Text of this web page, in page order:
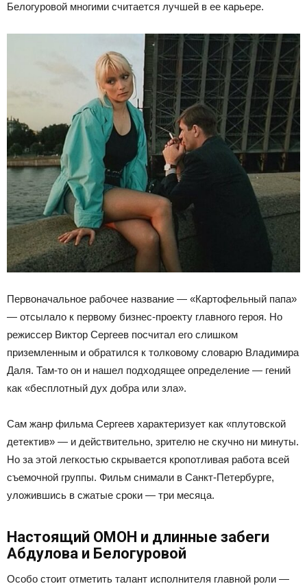
Белогуровой многими считается лучшей в ее карьере.
Первоначальное рабочее название — «Картофельный папа»
— отсылало к первому бизнес-проекту главного героя. Но
режиссер Виктор Сергеев посчитал его слишком
приземленным и обратился к толковому словарю Владимира
Даля. Там-то он и нашел подходящее определение — гений
как «бесплотный дух добра или зла».
Сам жанр фильма Сергеев характеризует как «плутовской
детектив» — и действительно, зрителю не скучно ни минуты.
Но за этой легкостью скрывается кропотливая работа всей
съемочной группы. Фильм снимали в Санкт-Петербурге,
уложившись в сжатые сроки — три месяца.
Настоящий ОМОН и длинные забеги
Абдулова и Белогуровой
Особо стоит отметить талант исполнителя главной роли —